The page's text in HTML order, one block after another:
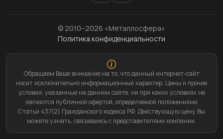
© 2010–2026 «Металлосфера»
Политика конфиденциальности
Обращаем Ваше внимание на то, что данный интернет-сайт
носит исключительно информационный характер. Цены и прочие
условия, указанные на данном сайте, ни при каких условиях не
являются публичной офертой, определяемой положениями
Статьи 437(2) Гражданского кодекса РФ. Действующую цену Вы
можете узнать, связавшись с представителями компании.